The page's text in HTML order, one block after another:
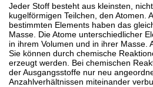
Jeder Stoff besteht aus kleinsten,
kugelförmigen Teilchen, den Atomen.
bestimmten Elements haben das
Masse. Die Atome unterschiedlicher
in ihrem Volumen und in ihrer Masse.
Sie können durch chemische
erzeugt werden. Bei chemischen
der Ausgangsstoffe nur neu
Anzahlverhältnissen miteinander